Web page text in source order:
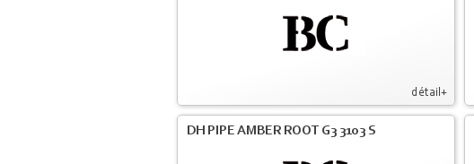
détail+
DH PIPE AMBER ROOT G3 3103 S